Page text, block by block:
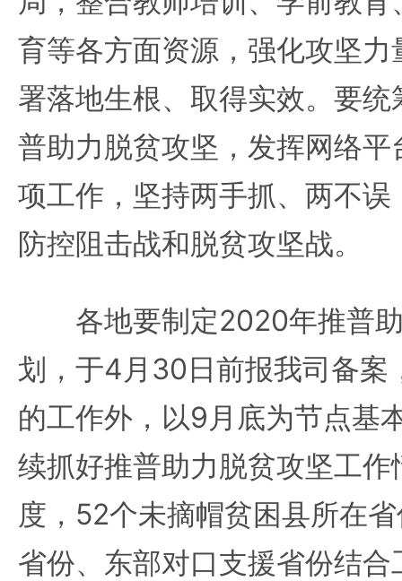
育等各方面资源，强化攻坚
署落地生根、取得实效。要
普助力脱贫攻坚，发挥网络
项工作，坚持两手抓、两不
防控阻击战和脱贫攻坚战。
各地要制定2020年推普助
划，于4月30日前报我司备案
的工作外，以9月底为节点基
续抓好推普助力脱贫攻坚工
度，52个未摘帽贫困县所在
省份、东部对口支援省份结